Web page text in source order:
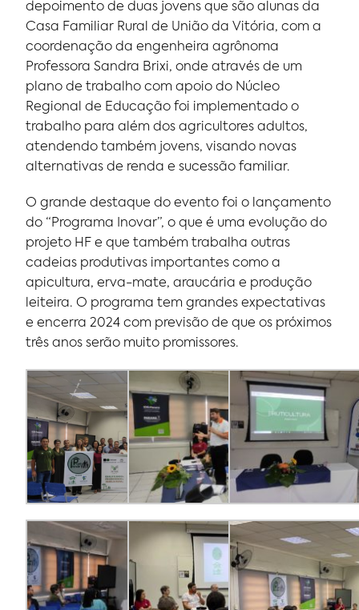
depoimento de duas jovens que são alunas da
Casa Familiar Rural de União da Vitória, com a
coordenação da engenheira agrônoma
Professora Sandra Brixi, onde através de um
plano de trabalho com apoio do Núcleo
Regional de Educação foi implementado o
trabalho para além dos agricultores adultos,
atendendo também jovens, visando novas
alternativas de renda e sucessão familiar.
O grande destaque do evento foi o lançamento
do “Programa Inovar”, o que é uma evolução do
projeto HF e que também trabalha outras
cadeias produtivas importantes como a
apicultura, erva-mate, araucária e produção
leiteira. O programa tem grandes expectativas
e encerra 2024 com previsão de que os próximos
três anos serão muito promissores.